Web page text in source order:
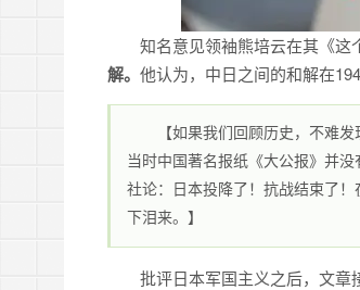
知名意见领袖熊培云在其《这
解。 他认为，中日之间的和解在
【如果我们回顾历史，不难
当时中国著名报纸《大公报》并
社论：日本投降了！抗战结束了
下泪来。】
批评日本军国主义之后，文章